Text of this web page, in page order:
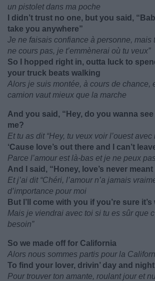
un pistolet dans ma poche
I didn’t trust no one, but you said,
take you anywhere”
Je ne faisais confiance à personne, mais
ne cours pas, je t’emmènerai où tu veux”
So I hopped right in, outta luck to
your truck beats walking
Alors je suis montée, à cours de chance,
camion vaut mieux que la marche
And you said, “Hey, do you wanna
me?
Et tu as dit “Hey, tu veux voir l’ouest avec
‘Cause love’s out there and I can’t
Parce l’amour est là-bas et je ne peux
And I said, “Honey, love’s never
Et j’ai dit “Chéri, l’amour n’a jamais
d’importance pour moi
But I’ll come with you if you’re sure
Mais je viendrai avec toi si tu es sûr que
besoin”
So we made off for California
Alors nous sommes partis pour la
To find your lover, drivin’ day and night
Pour trouver ton amante, roulant jour et